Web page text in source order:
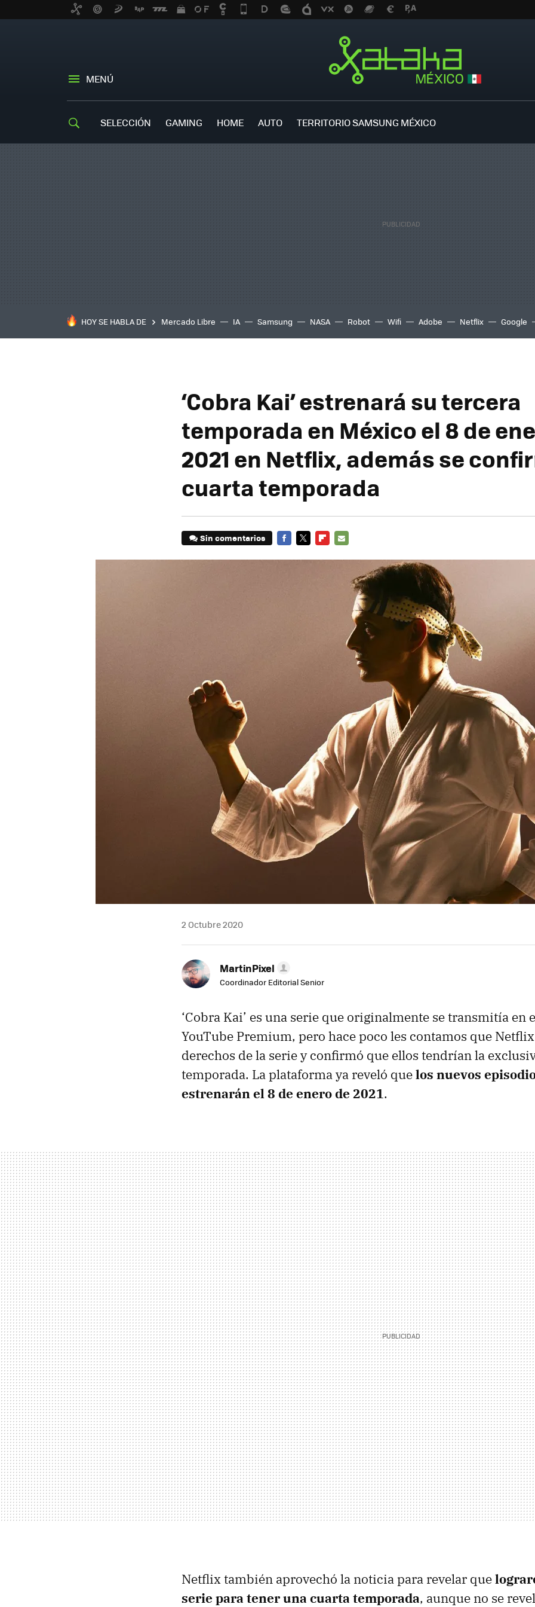
MENÚ
SELECCIÓN GAMING HOME AUTO TERRITORIO SAMSUNG MÉXICO
HOY SE HABLA DE Mercado Libre IA Samsung NASA Robot Wifi Adobe Netflix Google
‘Cobra Kai’ estrenará su tercera
temporada en México el 8 de
2021 en Netflix, además se
cuarta temporada
Sin comentarios
2 Octubre 2020
MartinPixel
Coordinador Editorial Senior
‘Cobra Kai’ es una serie que originalmente se transmitía en
YouTube Premium, pero hace poco les contamos que
derechos de la serie y confirmó que ellos tendrían la
temporada. La plataforma ya reveló quelos nuevos
estrenarán el 8 de enero de 2021.
Netflix también aprovechó la noticia para revelar que
serie para tener una cuarta temporada, aunque no se